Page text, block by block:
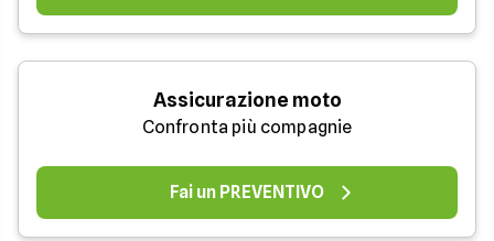
Assicurazione moto
Confronta più compagnie
Fai un PREVENTIVO